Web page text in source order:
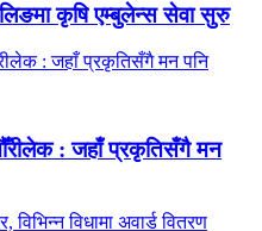
कृषि एम्बुलेन्स सेवा सुरु
: जहाँ प्रकृतिसँगै मन